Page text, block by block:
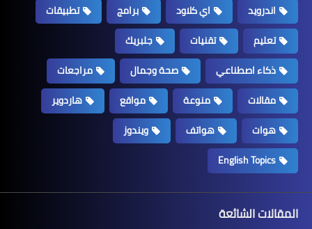
اندرويد
اي كلاود برامج
تطبيقات
تعليم
تقنيات
جلبريك
ذكاء اصطناعي
صحة وجمال
مراجعات
مقالات
منوعة مواقع
هاردوير
هوات
هواتف
ويندوز
English Topics
المقالات الشائعة